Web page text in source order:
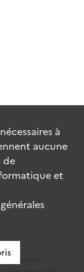
à
aucune
de
et